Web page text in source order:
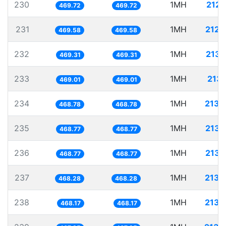
230 469.72 469.72 1MH
231 469.58 469.58 1MH
232 469.31 469.31 1MH
233 469.01 469.01 1MH
234 468.78 468.78 1MH
235 468.77 468.77 1MH
236 468.77 468.77 1MH
237 468.28 468.28 1MH
238 468.17 468.17 1MH